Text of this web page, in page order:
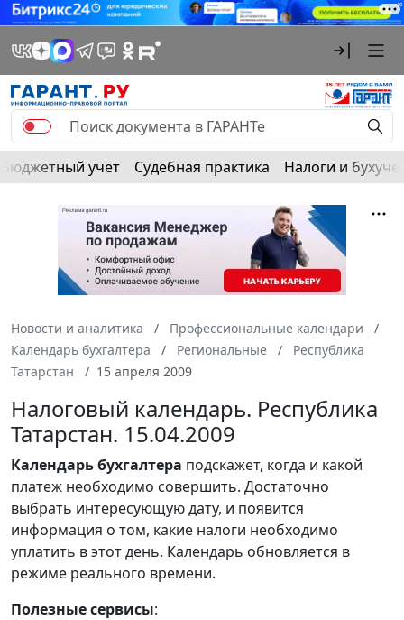
Бюджетный учет Судебная практика Налоги и
Новости и аналитика
Профессиональные календари
Календарь бухгалтера
Региональные
Республика
Татарстан
15 апреля 2009
Налоговый календарь. Республика
Татарстан. 15.04.2009
Календарьбухгалтера подскажет, когда и какой
платеж необходимо совершить. Достаточно
выбрать интересующую дату, и появится
информация о том, какие налоги необходимо
уплатить в этот день. Календарь обновляется в
режиме реального времени.
Полезные сервисы: